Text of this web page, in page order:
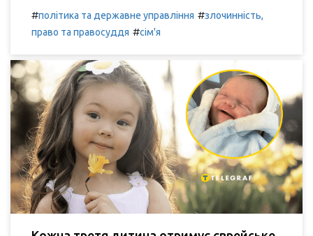
#політика та державне управління #злочинність,
право та правосуддя #сім'я